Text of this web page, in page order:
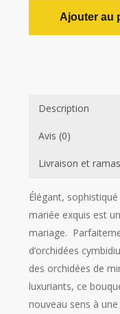
Ajouter au
Description
Avis (0)
Livraison et
Élégant,
mariée exquis est
mariage.
d’orchidées
des orchidées de
luxuriants, ce
nouveau sens à